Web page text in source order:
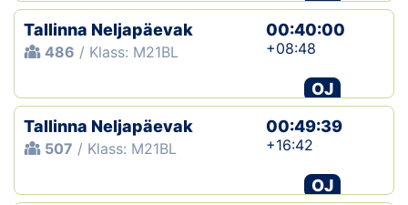
Tallinna Neljapäevak
486 / Klass: M21BL
00:40:00
+08:48
OJ
Tallinna Neljapäevak
507 / Klass: M21BL
00:49:39
+16:42
OJ